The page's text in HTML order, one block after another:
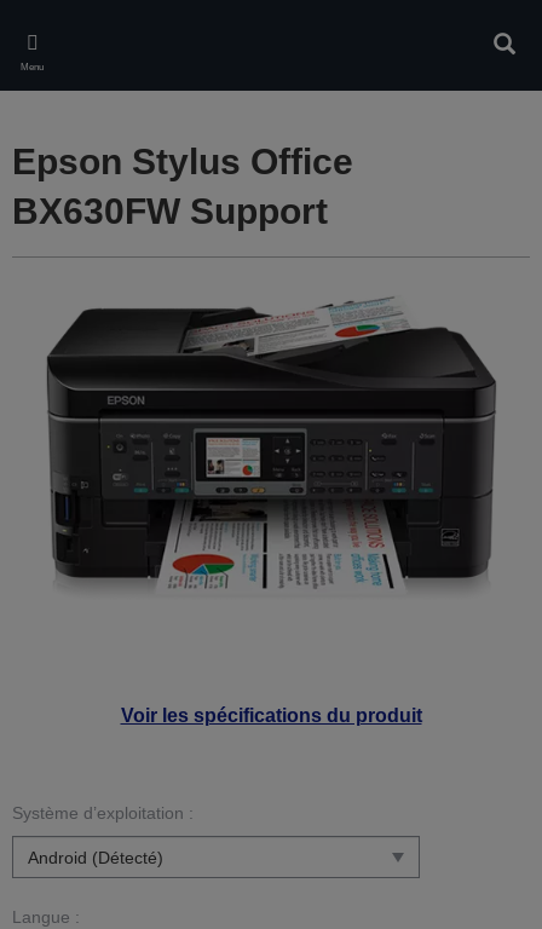
main
content
Menu
Voir les spécifications du produit
Epson Stylus Office
BX630FW Support
Système d’exploitation :
Langue :